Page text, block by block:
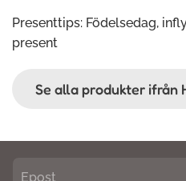
Presenttips: Födelsedag,
present
Se alla produkter ifrån